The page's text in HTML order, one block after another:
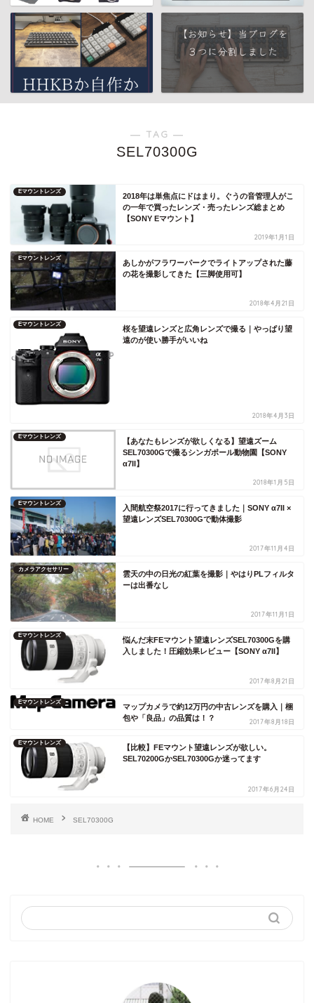
― TAG ―
SEL70300G
Eマウントレンズ
2018年は単焦点にドはまり。ぐうの音管理人がこ
の一年で買ったレンズ・売ったレンズ総まとめ
【SONY Eマウント】
2019年1月1日
Eマウントレンズ
あしかがフラワーパークでライトアップされた藤
の花を撮影してきた【三脚使用可】
2018年4月21日
Eマウントレンズ
桜を望遠レンズと広角レンズで撮る｜やっぱり望
遠のが使い勝手がいいね
2018年4月3日
Eマウントレンズ
【あなたもレンズが欲しくなる】望遠ズーム
SEL70300Gで撮るシンガポール動物園【SONY
α7II】
2018年1月5日
Eマウントレンズ
入間航空祭2017に行ってきました｜SONY α7II ×
望遠レンズSEL70300Gで動体撮影
2017年11月4日
カメラアクセサリー
雲天の中の日光の紅葉を撮影｜やはりPLフィルタ
ーは出番なし
2017年11月1日
Eマウントレンズ
悩んだ末FEマウント望遠レンズSEL70300Gを購
入しました！圧縮効果レビュー【SONY α7II】
2017年8月21日
Eマウントレンズ
マップカメラで約12万円の中古レンズを購入｜梱
包や「良品」の品質は！？
2017年8月18日
Eマウントレンズ
【比較】FEマウント望遠レンズが欲しい。
SEL70200GかSEL70300Gか迷ってます
2017年6月24日
HOME SEL70300G